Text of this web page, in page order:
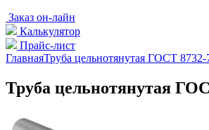
Заказ он-лайн
Калькулятор
Прайс-лист
ГлавнаяТруба цельнотянутая ГОСТ 8732-
Труба цельнотянутая